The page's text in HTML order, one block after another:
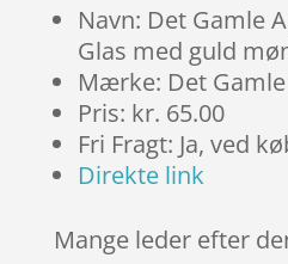
Navn: Det Gamle
Glas med guld
Mærke: Det
Pris: kr. 65.00
Fri Fragt: Ja, ved
Direkte link
Mange leder efter